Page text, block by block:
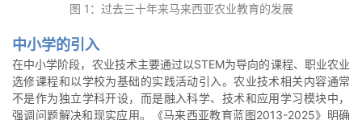
图 1：过去三十年来马来西亚农业教育的发展
中小学的引入
在中小学阶段，农业技术主要通过以STEM为导向的课程、职业农业
选修课程和以学校为基础的实践活动引入。农业技术相关内容通常
不是作为独立学科开设，而是融入科学、技术和应用学习模块中，
强调问题解决和现实应用。《马来西亚教育蓝图2013-2025》明确